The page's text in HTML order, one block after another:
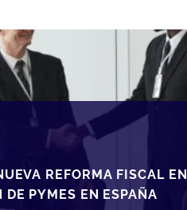
REFORMA FISCAL EN
PYMES EN ESPAÑA